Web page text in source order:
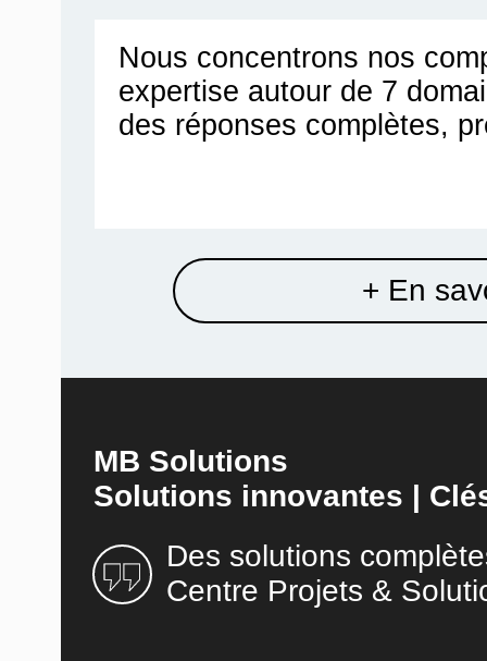
Nous concentrons nos
expertise autour de 7
des réponses complètes,
+ En
MB Solutions
Solutions innovantes |
Des solutions
Centre Projets &